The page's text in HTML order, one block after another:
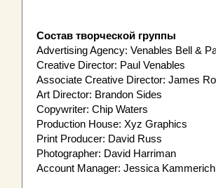
Состав творческой группы
Advertising Agency: Venables Bell &
Creative Director: Paul Venables
Associate Creative Director: James
Art Director: Brandon Sides
Copywriter: Chip Waters
Production House: Xyz Graphics
Print Producer: David Russ
Photographer: David Harriman
Account Manager: Jessica Kammerich